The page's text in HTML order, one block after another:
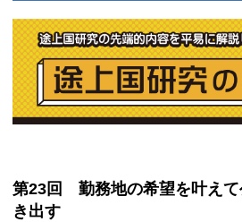
第23回 勤務地の希望を叶えて
き出す